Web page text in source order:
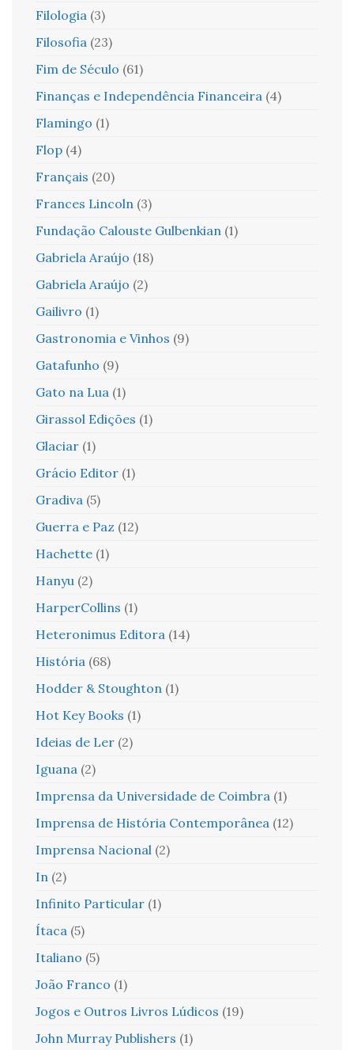
Filologia (3)
Filosofia (23)
Fim de Século (61)
Finanças e Independência Financeira (4)
Flamingo (1)
Flop (4)
Français (20)
Frances Lincoln (3)
Fundação Calouste Gulbenkian (1)
Gabriela Araújo (18)
Gabriela Araújo (2)
Gailivro (1)
Gastronomia e Vinhos (9)
Gatafunho (9)
Gato na Lua (1)
Girassol Edições (1)
Glaciar (1)
Grácio Editor (1)
Gradiva (5)
Guerra e Paz (12)
Hachette (1)
Hanyu (2)
HarperCollins (1)
Heteronimus Editora (14)
História (68)
Hodder & Stoughton (1)
Hot Key Books (1)
Ideias de Ler (2)
Iguana (2)
Imprensa da Universidade de Coimbra (1)
Imprensa de História Contemporânea (12)
Imprensa Nacional (2)
In (2)
Infinito Particular (1)
Ítaca (5)
Italiano (5)
João Franco (1)
Jogos e Outros Livros Lúdicos (19)
John Murray Publishers (1)